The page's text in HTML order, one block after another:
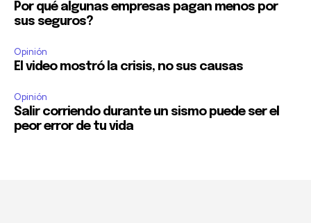
Por qué algunas empresas pagan menos por
sus seguros?
Opinión
El video mostró la crisis, no sus causas
Opinión
Salir corriendo durante un sismo puede ser el
peor error de tu vida